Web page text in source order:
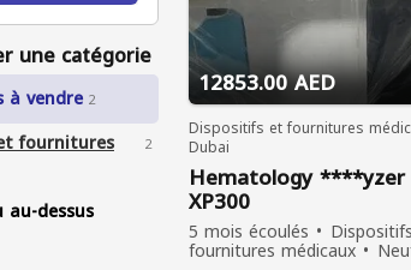
une catégorie
à vendre 2
fournitures 2
au-dessus
12853.00 AED
Dispositifs et fournitures
Dubai
Hematology ****yzer
XP300
5 mois écoulés
fournitures médicaux